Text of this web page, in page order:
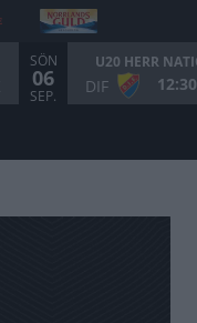
SÖN
06
SEP.
U20 HERR
DIF